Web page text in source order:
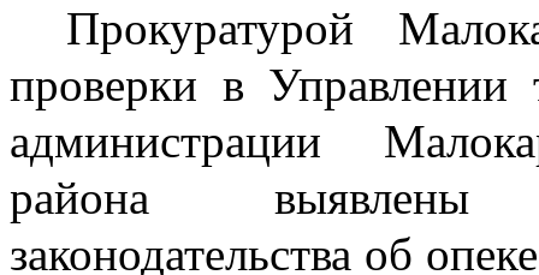
Прокуратурой
проверки в Управлении
администрации
района выявлены
законодательства об